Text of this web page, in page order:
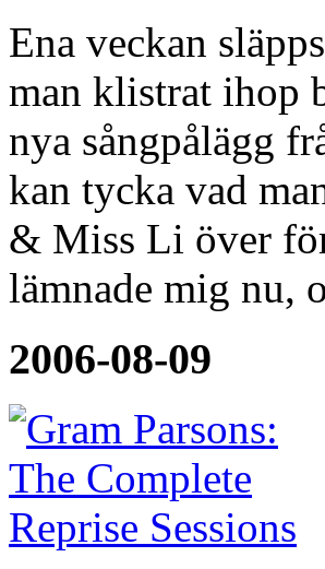
Ena veckan
man klistrat ihop
nya sångpålägg
kan tycka vad
& Miss Li över
lämnade mig nu,
2006-08-09